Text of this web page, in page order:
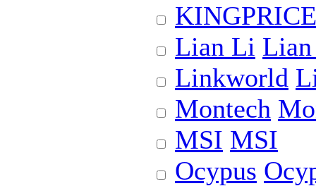
KINGPRICE
Lian Li
Linkworld
Montech
MSI MSI
Ocypus